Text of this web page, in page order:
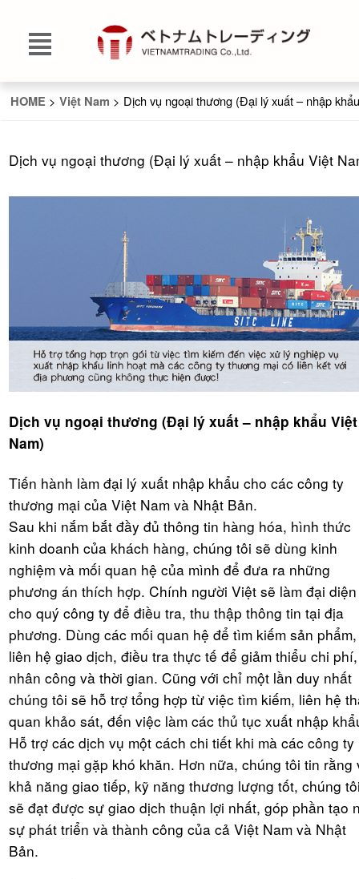
HOME > Việt Nam > Dịch vụ ngoại thương (Đại lý xuất – nhập
Dịch vụ ngoại thương (Đại lý xuất – nhập khẩu Việt
Dịch vụ ngoại thương (Đại lý xuất – nhập khẩu Việt
Nam)
Tiến hành làm đại lý xuất nhập khẩu cho các công ty
thương mại của Việt Nam và Nhật Bản.
Sau khi nắm bắt đầy đủ thông tin hàng hóa, hình thức
kinh doanh của khách hàng, chúng tôi sẽ dùng kinh
nghiệm và mối quan hệ của mình để đưa ra những
phương án thích hợp. Chính người Việt sẽ làm đại diện
cho quý công ty để điều tra, thu thập thông tin tại địa
phương. Dùng các mối quan hệ để tìm kiếm sản phẩm,
liên hệ giao dịch, điều tra thực tế để giảm thiểu chi phí,
nhân công và thời gian. Cũng với chỉ một lần duy nhất
chúng tôi sẽ hỗ trợ tổng hợp từ việc tìm kiếm, liên hệ
quan khảo sát, đến việc làm các thủ tục xuất nhập
Hỗ trợ các dịch vụ một cách chi tiết khi mà các công ty
thương mại gặp khó khăn. Hơn nữa, chúng tôi tin rằng
khả năng giao tiếp, kỹ năng thương lượng tốt, chúng
sẽ đạt được sự giao dịch thuận lợi nhất, góp phần tạo
sự phát triển và thành công của cả Việt Nam và Nhật
Bản.